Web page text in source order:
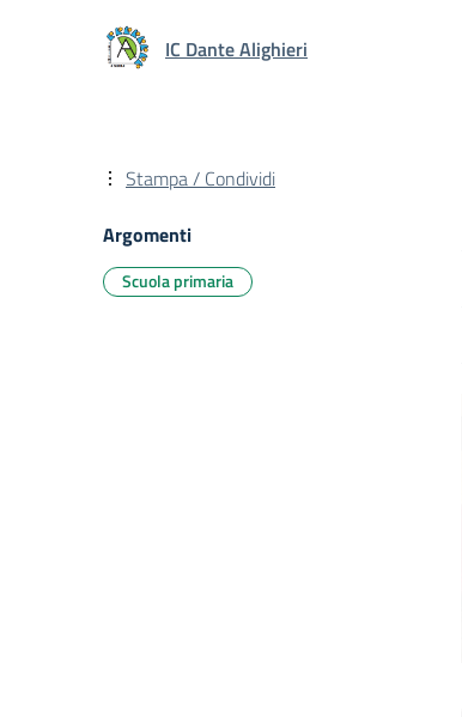
IC Dante Alighieri
Stampa / Condividi
Argomenti
Scuola primaria